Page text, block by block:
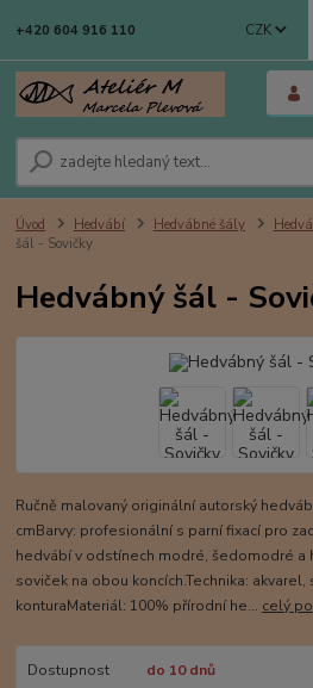
CZK
+420 604 916 110
Úvod Hedvábí Hedvábné šály
šál - Sovičky
Hedvábný šál -
Ručně malovaný originální autorský
cmBarvy: profesionální s parní fixací pro
hedvábí v odstínech modré, šedomodré a
soviček na obou koncích.Technika:
konturaMateriál: 100% přírodní he... celý
Dostupnost do 10 dnů